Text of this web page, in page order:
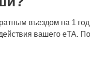
въездом на 1
вашего eTA.